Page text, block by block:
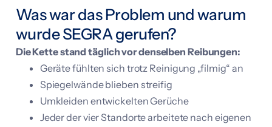
Was war das Problem und warum
wurde SEGRA gerufen?
Die Kette stand täglich vor denselben Reibungen:
Geräte fühlten sich trotz Reinigung „filmig“ an
Spiegelwände blieben streifig
Umkleiden entwickelten Gerüche
Jeder der vier Standorte arbeitete nach eigenen